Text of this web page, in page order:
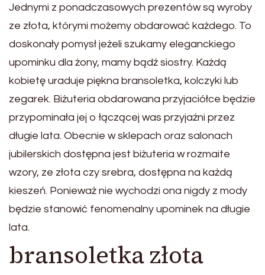
Jednymi z ponadczasowych prezentów są wyroby
ze złota, którymi możemy obdarować każdego. To
doskonały pomysł jeżeli szukamy eleganckiego
upominku dla żony, mamy bądź siostry. Każdą
kobietę uraduje piękna bransoletka, kolczyki lub
zegarek. Biżuteria obdarowana przyjaciółce będzie
przypominała jej o łączącej was przyjaźni przez
długie lata. Obecnie w sklepach oraz salonach
jubilerskich dostępna jest biżuteria w rozmaite
wzory, ze złota czy srebra, dostępna na każdą
kieszeń. Ponieważ nie wychodzi ona nigdy z mody
będzie stanowić fenomenalny upominek na długie
lata.
bransoletka złota